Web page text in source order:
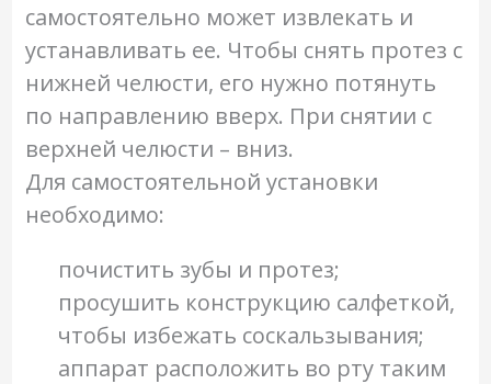
самостоятельно может извлекать и
устанавливать ее. Чтобы снять протез с
нижней челюсти, его нужно потянуть
по направлению вверх. При снятии с
верхней челюсти – вниз.
Для самостоятельной установки
необходимо:
почистить зубы и протез;
просушить конструкцию салфеткой,
чтобы избежать соскальзывания;
аппарат расположить во рту таким